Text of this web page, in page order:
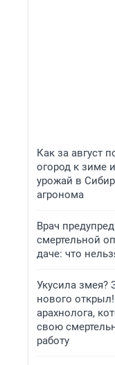
Как за август
огород к зиме
урожай в
агронома
Врач
смертельной
даче: что
Укусила змея?
нового
арахнолога,
свою
работу